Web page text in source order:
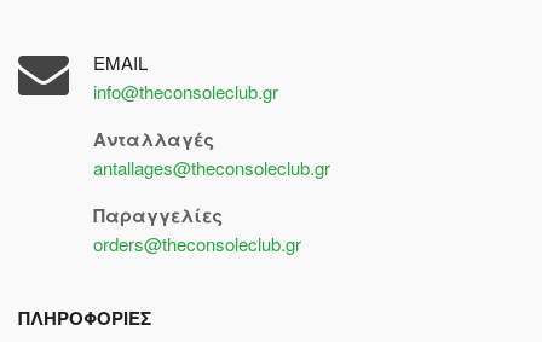
EMAIL
info@theconsoleclub.gr
Ανταλλαγές
antallages@theconsoleclub.gr
Παραγγελίες
orders@theconsoleclub.gr
ΠΛΗΡΟΦΟΡΙΕΣ